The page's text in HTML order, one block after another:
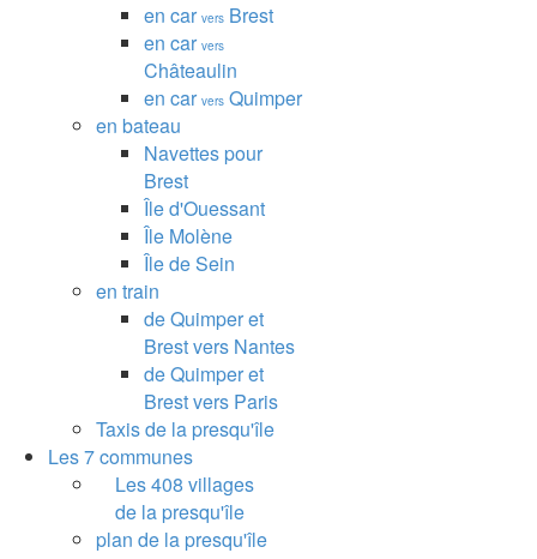
en car vers Brest
en car vers
Châteaulin
en car vers Quimper
en bateau
Navettes pour
Brest
Île d'Ouessant
Île Molène
Île de Sein
en train
de Quimper et
Brest vers Nantes
de Quimper et
Brest vers Paris
Taxis de la presqu'île
Les 7 communes
Les 408 villages
de la presqu'île
plan de la presqu'île